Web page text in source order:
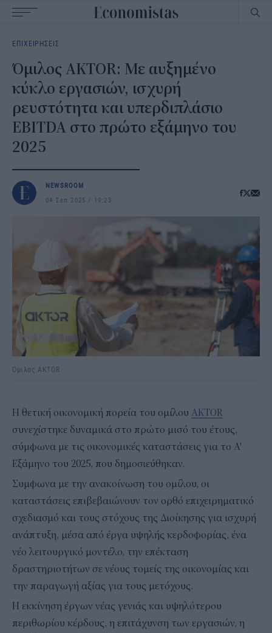
navigation
ΕΠΙΧΕΙΡΗΣΕΙΣ
Όμιλος AKTOR: Με αυξημένο
κύκλο εργασιών, ισχυρή
ρευστότητα και υπερδιπλάσιο
EBITDA στο πρώτο εξάμηνο του
2025
NEWSROOM
04 Σεπ 2025
19:23
Όμιλος AKTOR
Η θετική οικονομική πορεία του oμίλου AKTOR
συνεχίστηκε δυναμικά στο πρώτο μισό του έτους,
σύμφωνα με τις οικονομικές καταστάσεις για το Α'
Εξάμηνο του 2025, που δημοσιεύθηκαν.
Συμφωνα με την ανακοίνωση του ομίλου, οι
καταστάσεις επιβεβαιώνουν τον ορθό επιχειρηματικό
σχεδιασμό και τους στόχους της Διοίκησης για ισχυρή
ανάπτυξη, μέσα από έργα υψηλής κερδοφορίας, ένα
νέο λειτουργικό μοντέλο, την επέκταση
δραστηριοτήτων σε νέους τομείς της οικονομίας και
την παραγωγή αξίας για τους μετόχους.
Η εκκίνηση έργων νέας γενιάς και υψηλότερου
περιθωρίου κέρδους, η επιτάχυνση των εργασιών, η